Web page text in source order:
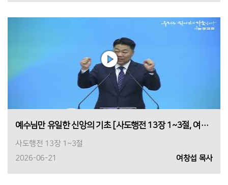
예수님만 유일한 신앙의 기초 [사도행전 13장 1~3절, 여창섭 목사, 2026년 6월 21일 1부]
사도행전 13장 1~3절
2026-06-21
여창섭 목사